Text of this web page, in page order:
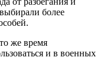
более
же время
и в военных